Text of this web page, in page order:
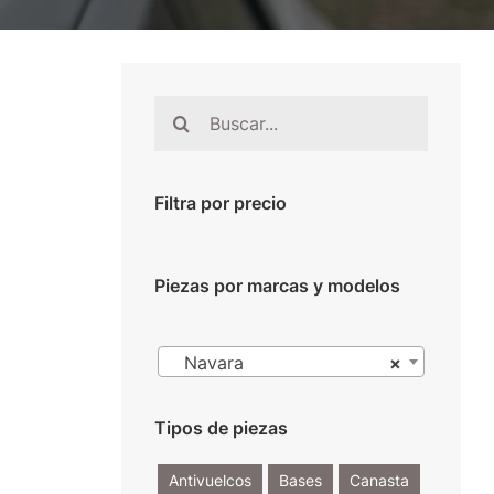
Buscar:
Filtra por precio
Piezas por marcas y modelos
×
Navara
Tipos de piezas
Antivuelcos Bases Canasta